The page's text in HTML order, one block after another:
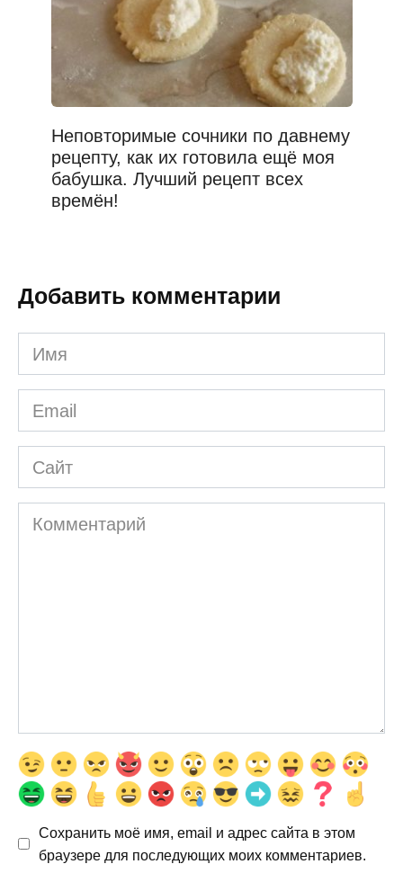
Неповторимые сочники по давнему
рецепту, как их готовила ещё моя
бабушка. Лучший рецепт всех
времён!
Добавить комментарии
Имя
*
Email
*
Сайт
Комментарий
Сохранить моё имя, email и адрес сайта в этом
браузере для последующих моих комментариев.